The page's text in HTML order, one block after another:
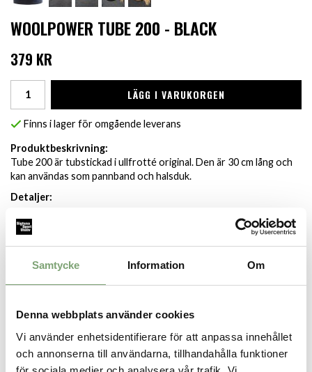
Samtycke Information Om
Denna webbplats använder cookies
Vi använder enhetsidentifierare för att anpassa innehållet
och annonserna till användarna, tillhandahålla funktioner
WOOLPOWER TUBE 200 - BLACK
379 KR
LÄGG I VARUKORGEN
Finns i lager för omgående leverans
Produktbeskrivning:
Tube 200 är tubstickad i ullfrotté original. Den är 30 cm lång och
kan användas som pannband och halsduk.
Detaljer:
15% Polyamid
Artikelnummer: